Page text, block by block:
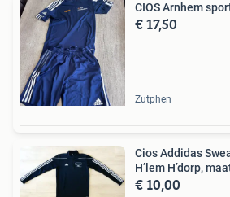
CIOS Arnhem
€ 17,50
Zutphen
Cios Addidas
H’lem H’dorp,
€ 10,00